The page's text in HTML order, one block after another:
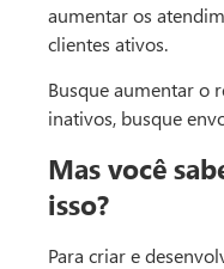
aumentar os
clientes ativos.
Busque aumentar o
inativos, busque
Mas você
isso?
Para criar e